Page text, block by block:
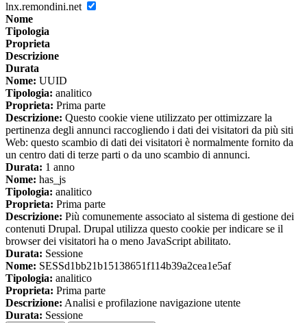
lnx.remondini.net
Nome
Tipologia
Proprieta
Descrizione
Durata
Nome: UUID
Tipologia: analitico
Proprieta: Prima parte
Descrizione: Questo cookie viene utilizzato per ottimizzare la
pertinenza degli annunci raccogliendo i dati dei visitatori da più siti
Web: questo scambio di dati dei visitatori è normalmente fornito da
un centro dati di terze parti o da uno scambio di annunci.
Durata: 1 anno
Nome: has_js
Tipologia: analitico
Proprieta: Prima parte
Descrizione: Più comunemente associato al sistema di gestione dei
contenuti Drupal. Drupal utilizza questo cookie per indicare se il
browser dei visitatori ha o meno JavaScript abilitato.
Durata: Sessione
Nome: SESSd1bb21b15138651f114b39a2cea1e5af
Tipologia: analitico
Proprieta: Prima parte
Descrizione: Analisi e profilazione navigazione utente
Durata: Sessione